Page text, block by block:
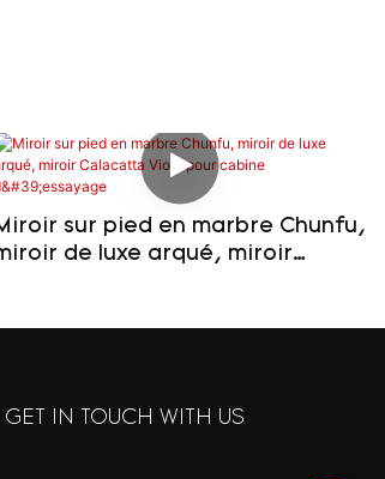
sur pied en marbre Chunfu,
de luxe arqué, miroir
GET IN TOUCH WITH US